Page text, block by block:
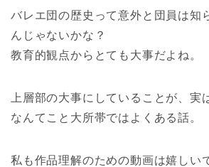
バレエ団の歴史って意外と団員は知
んじゃないかな？
教育的観点からとても大事だよね。
上層部の大事にしていることが、実
なんてこと大所帯ではよくある話。
私も作品理解のための動画は嬉しい